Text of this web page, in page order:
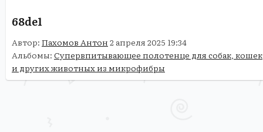
68de1
Автор: Пахомов Антон 2 апреля 2025 19:34
Альбомы: Супервпитывающее полотенце для собак, кошек
и других животных из микрофибры